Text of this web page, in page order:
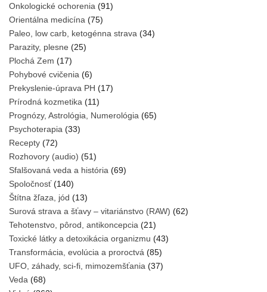
Onkologické ochorenia (91)
Orientálna medicína (75)
Paleo, low carb, ketogénna strava (34)
Parazity, plesne (25)
Plochá Zem (17)
Pohybové cvičenia (6)
Prekyslenie-úprava PH (17)
Prírodná kozmetika (11)
Prognózy, Astrológia, Numerológia (65)
Psychoterapia (33)
Recepty (72)
Rozhovory (audio) (51)
Sfalšovaná veda a história (69)
Spoločnosť(140)
Štítna žľaza, jód (13)
Surová strava a šťavy – vitariánstvo (RAW) (62)
Tehotenstvo, pôrod, antikoncepcia (21)
Toxické látky a detoxikácia organizmu (43)
Transformácia, evolúcia a proroctvá (85)
UFO, záhady, sci-fi, mimozemšťania (37)
Veda (68)